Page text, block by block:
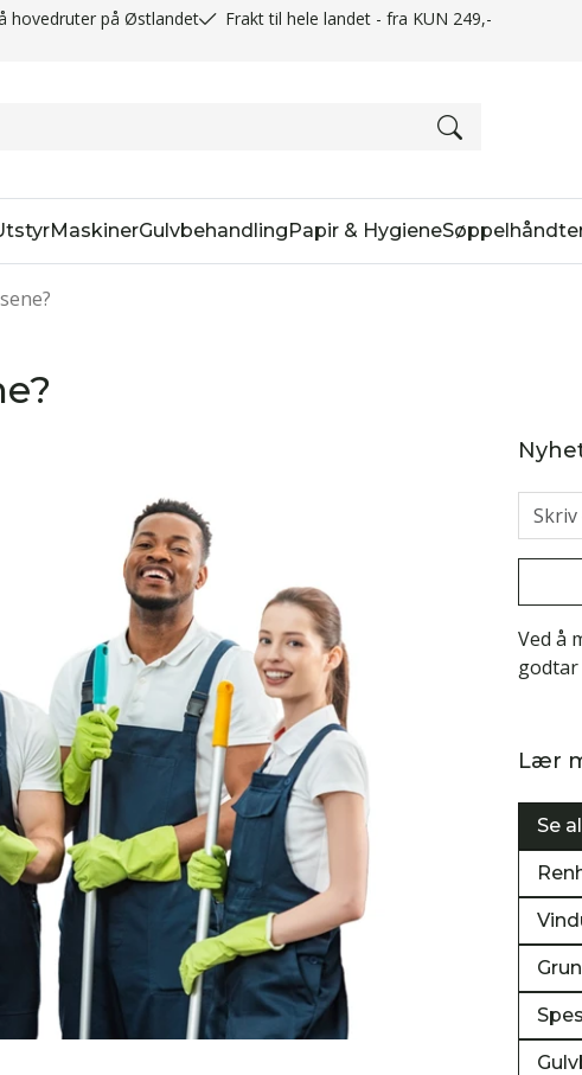
hovedruter på Østlandet
Frakt til hele landet - fra KUN 249,-
MaskinerGulvbehandlingPapir & Hygiene
Ved å
Lær
Se